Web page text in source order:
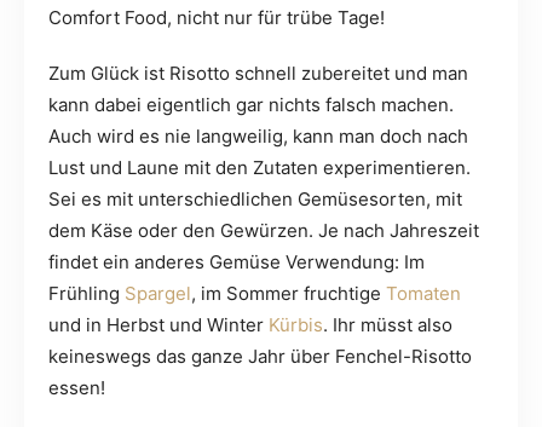
Comfort Food, nicht nur für trübe Tage!
Zum Glück ist Risotto schnell zubereitet und man
kann dabei eigentlich gar nichts falsch machen.
Auch wird es nie langweilig, kann man doch nach
Lust und Laune mit den Zutaten experimentieren.
Sei es mit unterschiedlichen Gemüsesorten, mit
dem Käse oder den Gewürzen. Je nach Jahreszeit
findet ein anderes Gemüse Verwendung: Im
Frühling Spargel, im Sommer fruchtige Tomaten
und in Herbst und Winter Kürbis. Ihr müsst also
keineswegs das ganze Jahr über Fenchel-Risotto
essen!